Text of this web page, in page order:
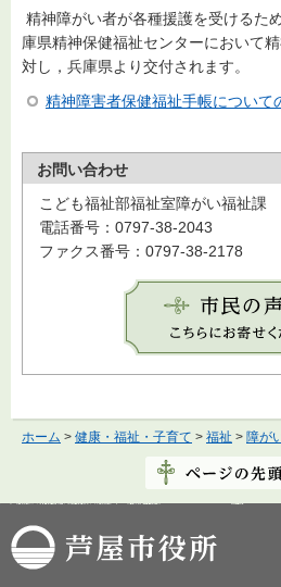
精神障がい者が各種援護を受けるた
庫県精神保健福祉センターにおいて
対し，兵庫県より交付されます。
精神障害者保健福祉手帳について
お問い合わせ
こども福祉部福祉室障がい福祉課
電話番号：0797-38-2043
ファクス番号：0797-38-2178
ホーム > 健康・福祉・子育て > 福祉 > 障が
芦屋市役所